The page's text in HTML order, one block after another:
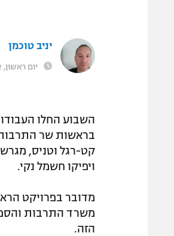
יניב טוכמן
יום ראשון, 17:22, 15.02.26
השבוע החלו
בראשות שר התרבות
קט-רגל וטניס, מגרש
ויפיקו חשמל נקי.
מדובר בפרויקט
משרד התרבות
הזה.